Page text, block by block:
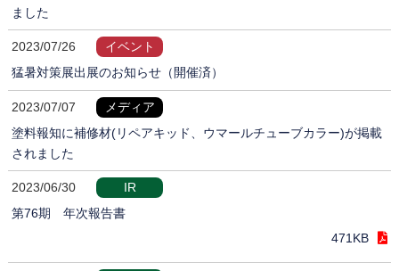
ました
2023/07/26
イベント
猛暑対策展出展のお知らせ（開催済）
2023/07/07
メディア
塗料報知に補修材(リペアキッド、ウマールチューブカラー)が掲載
されました
2023/06/30
IR
第76期 年次報告書
471KB